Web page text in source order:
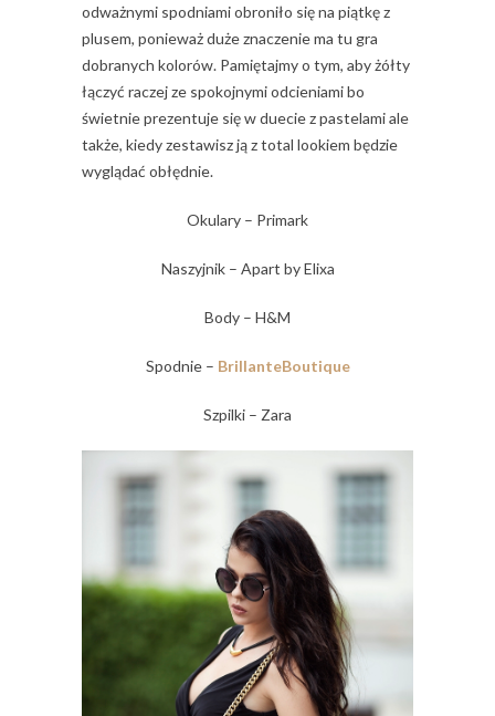
odważnymi spodniami obroniło się na piątkę z
plusem, ponieważ duże znaczenie ma tu gra
dobranych kolorów. Pamiętajmy o tym, aby żółty
łączyć raczej ze spokojnymi odcieniami bo
świetnie prezentuje się w duecie z pastelami ale
także, kiedy zestawisz ją z total lookiem będzie
wyglądać obłędnie.
Okulary – Primark
Naszyjnik – Apart by Elixa
Body – H&M
Spodnie – BrillanteBoutique
Szpilki – Zara